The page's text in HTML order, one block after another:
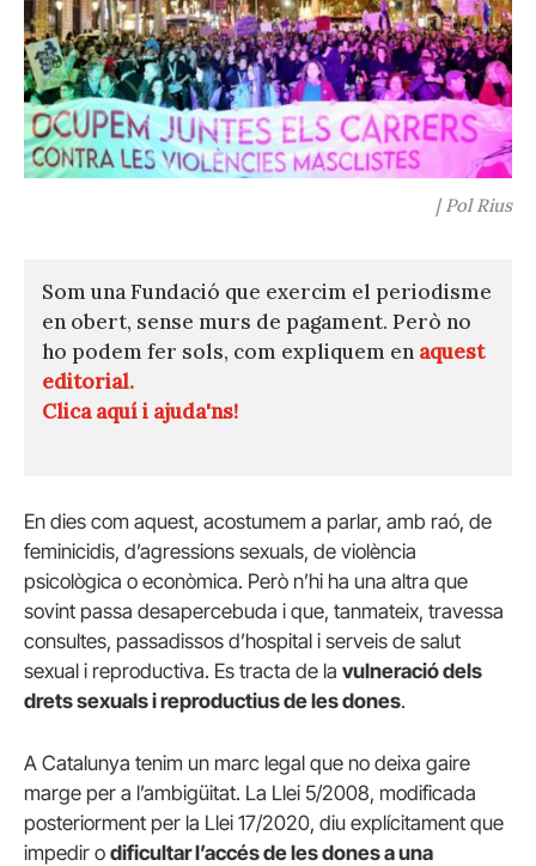
| Pol Rius
Som una Fundació que exercim el periodisme
en obert, sense murs de pagament. Però no
ho podem fer sols, com expliquem en aquest
editorial.
Clica aquí i ajuda'ns!
En dies com aquest, acostumem a parlar, amb raó, de
feminicidis, d’agressions sexuals, de violència
psicològica o econòmica. Però n’hi ha una altra que
sovint passa desapercebuda i que, tanmateix, travessa
consultes, passadissos d’hospital i serveis de salut
sexual i reproductiva. Es tracta de la vulneració dels
drets sexuals i reproductius de les dones.
A Catalunya tenim un marc legal que no deixa gaire
marge per a l’ambigüitat. La Llei 5/2008, modificada
posteriorment per la Llei 17/2020, diu explícitament que
impedir o dificultar l’accés de les dones a una